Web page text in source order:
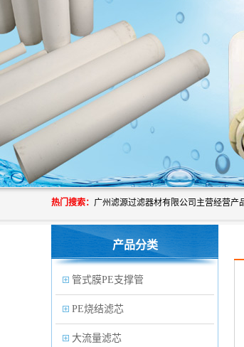
热门搜索：
产品分类
管式膜PE支撑管
PE烧结滤芯
大流量滤芯